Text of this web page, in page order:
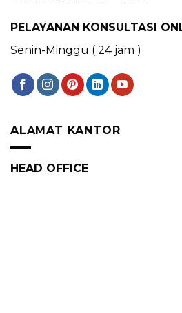
PELAYANAN KONSULTASI
Senin-Minggu ( 24 jam )
ALAMAT KANTOR
HEAD OFFICE